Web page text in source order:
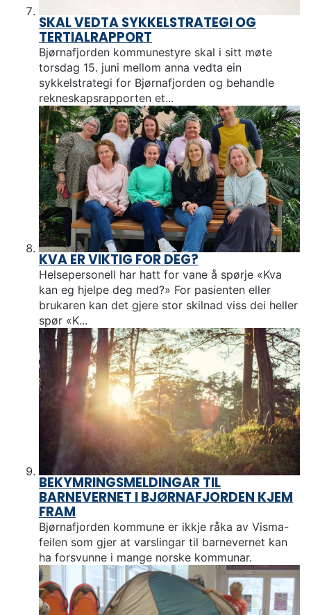
SKAL VEDTA SYKKELSTRATEGI OG
TERTIALRAPPORT
Bjørnafjorden kommunestyre skal i sitt møte
torsdag 15. juni mellom anna vedta ein
sykkelstrategi for Bjørnafjorden og behandle
rekneskapsrapporten et...
KVA ER VIKTIG FOR DEG?
Helsepersonell har hatt for vane å spørje «Kva
kan eg hjelpe deg med?» For pasienten eller
brukaren kan det gjere stor skilnad viss dei heller
spør «K...
BEKYMRINGSMELDINGAR TIL
BARNEVERNET I BJØRNAFJORDEN KJEM
FRAM
Bjørnafjorden kommune er ikkje råka av Visma-
feilen som gjer at varslingar til barnevernet kan
ha forsvunne i mange norske kommunar.